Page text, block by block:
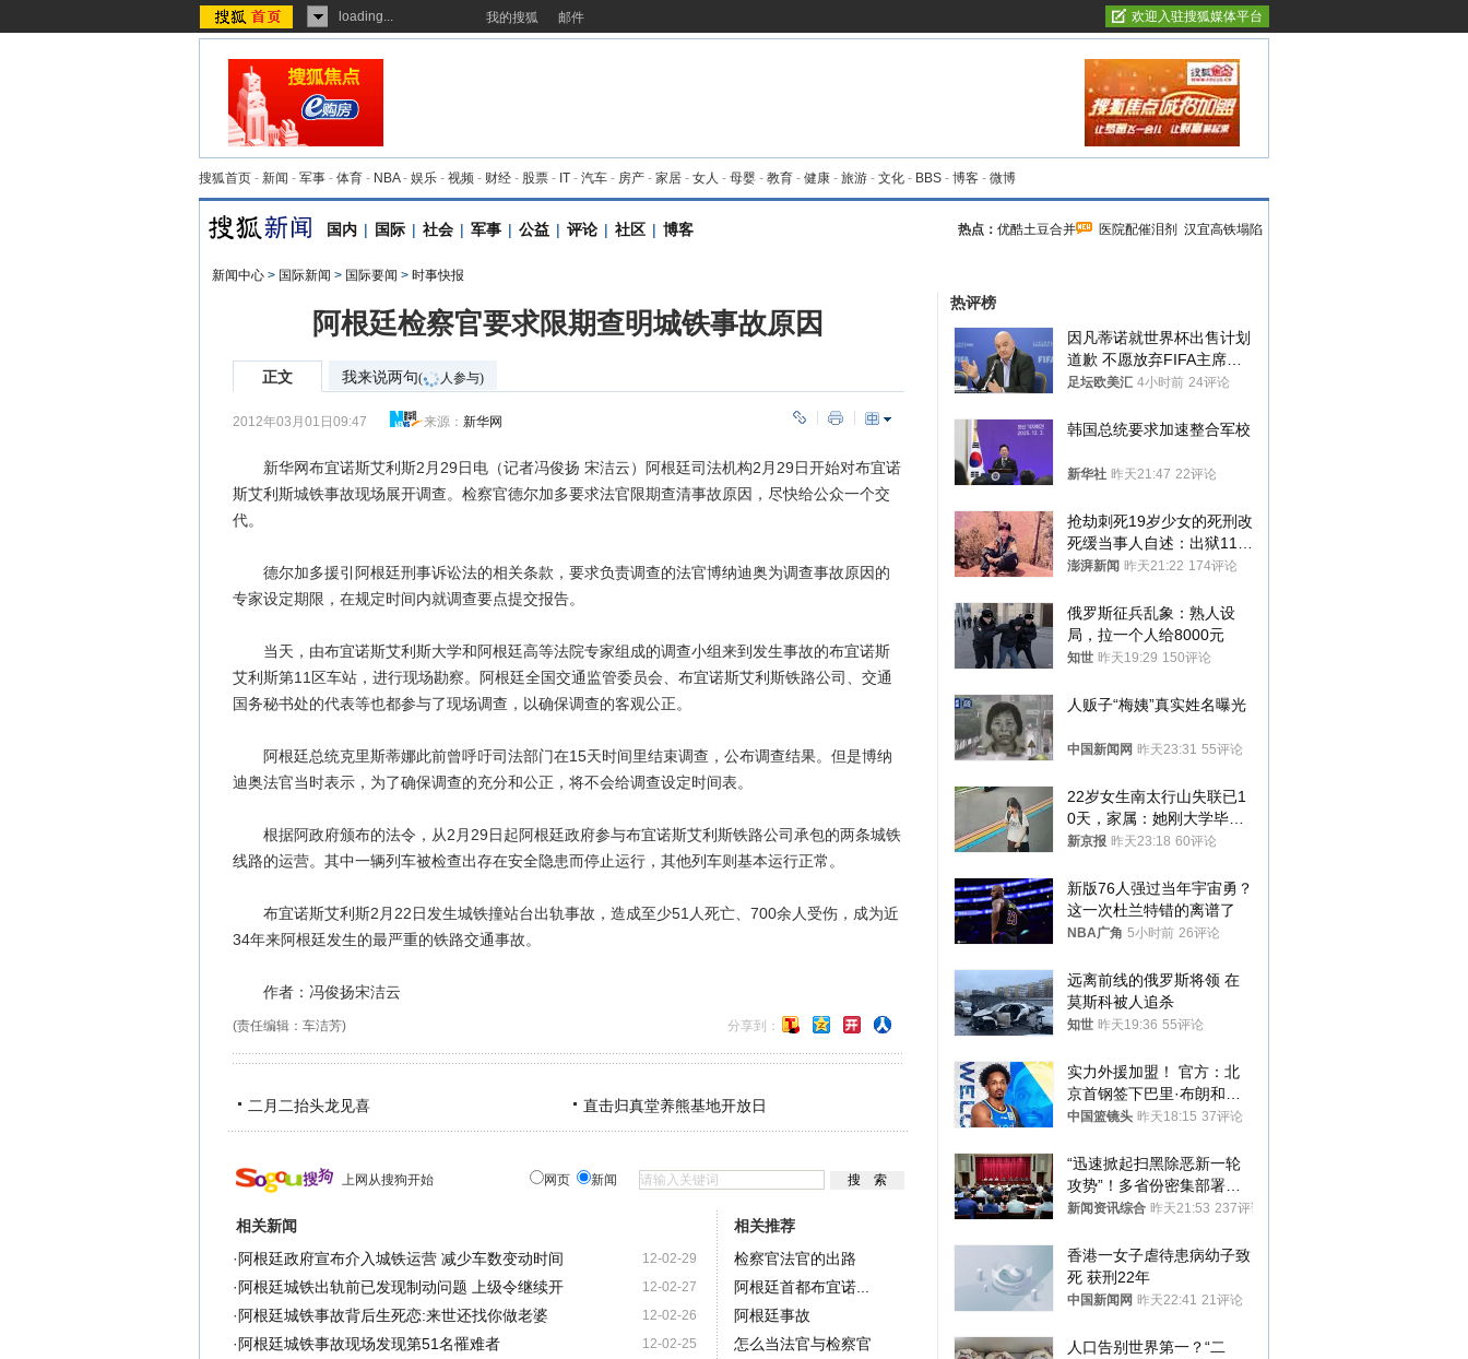
loading... 我的搜狐 邮件 欢迎入驻搜狐媒体平台
搜狐首页 - 新闻 - 军事 - 体育 - NBA- 娱乐 - 视频 - 财经 - 股票 - IT - 汽车 - 房产 - 家居 - 女人 - 母婴 - 教育 - 健康 - 旅游 - 文化 - BBS - 博客 - 微博
国内 | 国际 | 社会 | 军事 | 公益 | 评论 | 社区 | 博客 热点： 优酷土豆合并 医院配催泪剂 汉宜高铁塌陷
新闻中心 > 国际新闻 > 国际要闻 > 时事快报
阿根廷检察官要求限期查明城铁事故原因
正文 我来说两句( 人参与)
2012年03月01日09:47 来源：新华网
新华网布宜诺斯艾利斯2月29日电（记者冯俊扬 宋洁云）阿根廷司法机构2月29日开始对布宜诺
斯艾利斯城铁事故现场展开调查。检察官德尔加多要求法官限期查清事故原因，尽快给公众一个交
代。
德尔加多援引阿根廷刑事诉讼法的相关条款，要求负责调查的法官博纳迪奥为调查事故原因的
专家设定期限，在规定时间内就调查要点提交报告。
当天，由布宜诺斯艾利斯大学和阿根廷高等法院专家组成的调查小组来到发生事故的布宜诺斯
艾利斯第11区车站，进行现场勘察。阿根廷全国交通监管委员会、布宜诺斯艾利斯铁路公司、交通
国务秘书处的代表等也都参与了现场调查，以确保调查的客观公正。
阿根廷总统克里斯蒂娜此前曾呼吁司法部门在15天时间里结束调查，公布调查结果。但是博纳
迪奥法官当时表示，为了确保调查的充分和公正，将不会给调查设定时间表。
根据阿政府颁布的法令，从2月29日起阿根廷政府参与布宜诺斯艾利斯铁路公司承包的两条城铁
线路的运营。其中一辆列车被检查出存在安全隐患而停止运行，其他列车则基本运行正常。
布宜诺斯艾利斯2月22日发生城铁撞站台出轨事故，造成至少51人死亡、700余人受伤，成为近
34年来阿根廷发生的最严重的铁路交通事故。
作者：冯俊扬宋洁云
(责任编辑：车洁芳) 分享到：
二月二抬头龙见喜 直击归真堂养熊基地开放日
上网从搜狗开始 网页 新闻
相关新闻
12-02-29
· 阿根廷政府宣布介入城铁运营 减少车数变动时间
12-02-27
· 阿根廷城铁出轨前已发现制动问题 上级令继续开
12-02-26
· 阿根廷城铁事故背后生死恋:来世还找你做老婆
12-02-25
· 阿根廷城铁事故现场发现第51名罹难者
相关推荐
检察官法官的出路
阿根廷首都布宜诺...
阿根廷事故
怎么当法官与检察官
热评榜
因凡蒂诺就世界杯出售计划
道歉 不愿放弃FIFA主席职
位
足坛欧美汇 4小时前 24评论
韩国总统要求加速整合军校
新华社 昨天21:47 22评论
抢劫刺死19岁少女的死刑改
死缓当事人自述：出狱11年
间始终刻意躲避被害人家属
澎湃新闻 昨天21:22 174评论
俄罗斯征兵乱象：熟人设
局，拉一个人给8000元
知世 昨天19:29 150评论
人贩子“梅姨”真实姓名曝光
中国新闻网 昨天23:31 55评论
22岁女生南太行山失联已1
0天，家属：她刚大学毕业
想到山里旅行
新京报 昨天23:18 60评论
新版76人强过当年宇宙勇？
这一次杜兰特错的离谱了
NBA广角 5小时前 26评论
远离前线的俄罗斯将领 在
莫斯科被人追杀
知世 昨天19:36 55评论
实力外援加盟！ 官方：北
京首钢签下巴里·布朗和桑
普森
中国篮镜头 昨天18:15 37评论
“迅速掀起扫黑除恶新一轮
攻势”！多省份密集部署，
公布举报方式
新闻资讯综合 昨天21:53 237评论
香港一女子虐待患病幼子致
死 获刑22年
中国新闻网 昨天22:41 21评论
人口告别世界第一？“二